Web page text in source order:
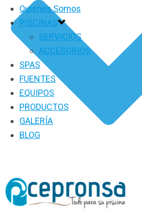
Quienes Somos
PISCINAS
SERVICIOS
ACCESORIOS
SPAS
FUENTES
EQUIPOS
PRODUCTOS
GALERÍA
BLOG
PRODUCTOS